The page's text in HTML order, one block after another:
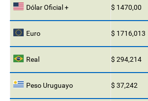
Dólar Oficial + $ 1470,00
Euro $ 1716,013
Real $ 294,214
Peso Uruguayo $ 37,242